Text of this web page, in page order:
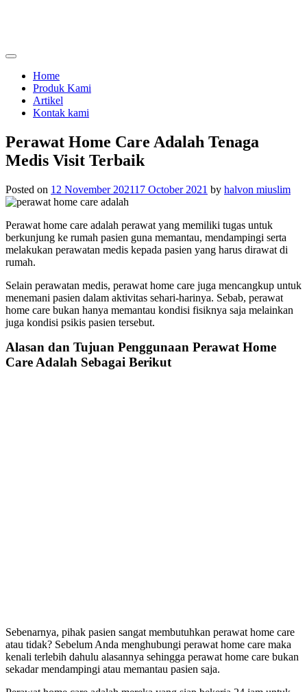
Home
Produk Kami
Artikel
Kontak kami
Perawat Home Care Adalah Tenaga
Medis Visit Terbaik
Posted on 12 November 202117 October 2021 by halvon miuslim
Perawat home care adalah perawat yang memiliki tugas untuk
berkunjung ke rumah pasien guna memantau, mendampingi serta
melakukan perawatan medis kepada pasien yang harus dirawat di
rumah.
Selain perawatan medis, perawat home care juga mencangkup untuk
menemani pasien dalam aktivitas sehari-harinya. Sebab, perawat
home care bukan hanya memantau kondisi fisiknya saja melainkan
juga kondisi psikis pasien tersebut.
Alasan dan Tujuan Penggunaan Perawat Home
Care Adalah Sebagai Berikut
Sebenarnya, pihak pasien sangat membutuhkan perawat home care
atau tidak? Sebelum Anda menghubungi perawat home care maka
kenali terlebih dahulu alasannya sehingga perawat home care bukan
sekadar mendampingi atau memantau pasien saja.